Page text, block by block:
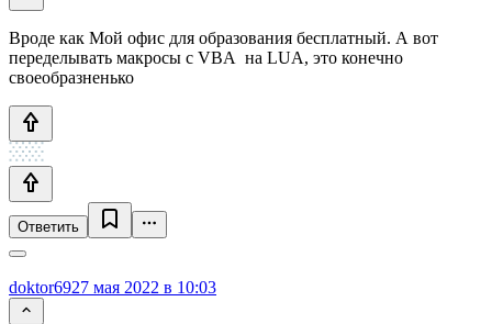
Вроде как Мой офис для образования бесплатный. А вот
переделывать макросы с VBA на LUA, это конечно
своеобразненько
Ответить
doktor6927 мая 2022 в 10:03